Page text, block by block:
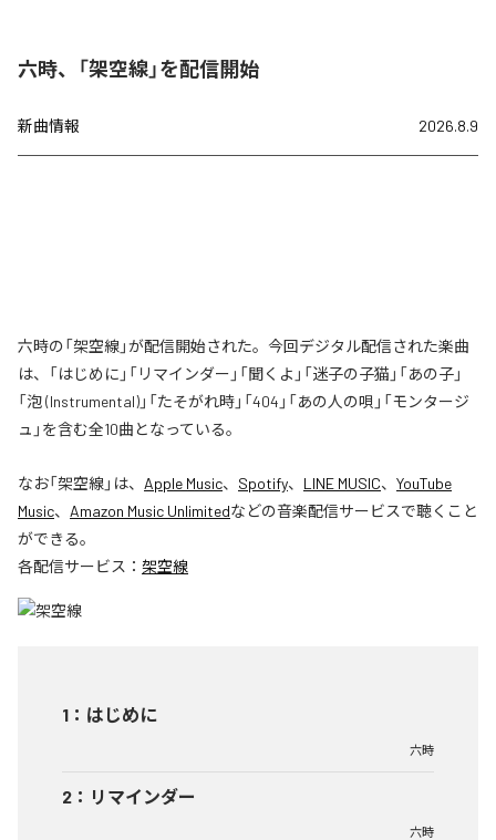
六時、「架空線」を配信開始
新曲情報 2026.8.9
六時の「架空線」が配信開始された。今回デジタル配信された楽曲
は、「はじめに」「リマインダー」「聞くよ」「迷子の子猫」「あの子」
「泡 (Instrumental)」「たそがれ時」「404」「あの人の唄」「モンタージ
ュ」を含む全10曲となっている。
なお「架空線」は、 Apple Music、 Spotify、 LINE MUSIC、 YouTube
Music、 Amazon Music Unlimitedなどの音楽配信サービスで聴くこと
ができる。
各配信サービス： 架空線
1 ： はじめに
六時
2 ： リマインダー
六時